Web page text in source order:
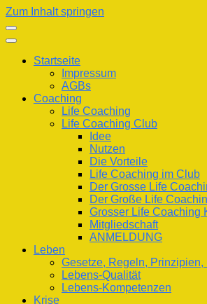
Zum Inhalt springen
Startseite
Impressum
AGBs
Coaching
Life Coaching
Life Coaching Club
Idee
Nutzen
Die Vorteile
Life Coaching im Club
Der Grosse Life
Der Große Life
Grosser Life Coaching
Mitgliedschaft
ANMELDUNG
Leben
Gesetze, Regeln, Prinzipien,
Lebens-Qualität
Lebens-Kompetenzen
Krise